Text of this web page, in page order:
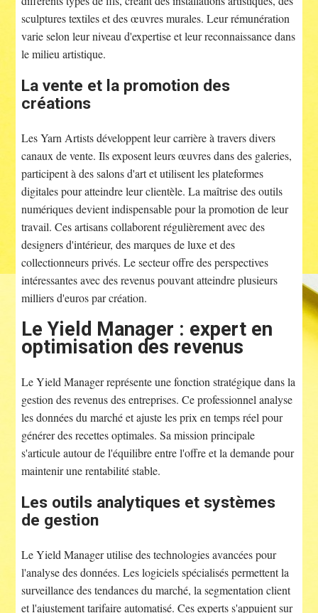
sculptures textiles et des œuvres murales. Leur rémunération
varie selon leur niveau d'expertise et leur reconnaissance dans
le milieu artistique.
La vente et la promotion des
créations
Les Yarn Artists développent leur carrière à travers divers
canaux de vente. Ils exposent leurs œuvres dans des galeries,
participent à des salons d'art et utilisent les plateformes
digitales pour atteindre leur clientèle. La maîtrise des outils
numériques devient indispensable pour la promotion de leur
travail. Ces artisans collaborent régulièrement avec des
designers d'intérieur, des marques de luxe et des
collectionneurs privés. Le secteur offre des perspectives
intéressantes avec des revenus pouvant atteindre plusieurs
milliers d'euros par création.
Le Yield Manager : expert en
optimisation des revenus
Le Yield Manager représente une fonction stratégique dans la
gestion des revenus des entreprises. Ce professionnel analyse
les données du marché et ajuste les prix en temps réel pour
générer des recettes optimales. Sa mission principale
s'articule autour de l'équilibre entre l'offre et la demande pour
maintenir une rentabilité stable.
Les outils analytiques et systèmes
de gestion
Le Yield Manager utilise des technologies avancées pour
l'analyse des données. Les logiciels spécialisés permettent la
surveillance des tendances du marché, la segmentation client
et l'ajustement tarifaire automatisé. Ces experts s'appuient sur